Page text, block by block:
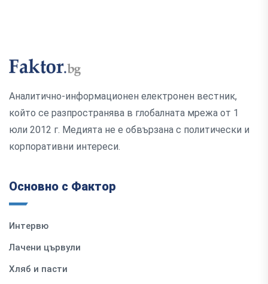
Аналитично-информационен електронен вестник,
който се разпространява в глобалната мрежа от 1
юли 2012 г. Медията не е обвързана с политически и
корпоративни интереси.
Основно с Фактор
Интервю
Лачени цървули
Хляб и пасти